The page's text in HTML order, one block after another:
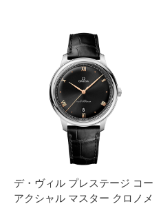
デ・ヴィル プレステージ コー
アクシャル マスター クロノメ